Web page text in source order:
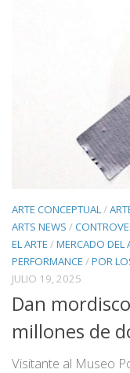
ARTE CONCEPTUAL/
ARTS NEWS /
EL ARTE /MERCADO DEL
PERFORMANCE /POR
JULIO 19, 2025
Dan
millones de
Visitante al Museo